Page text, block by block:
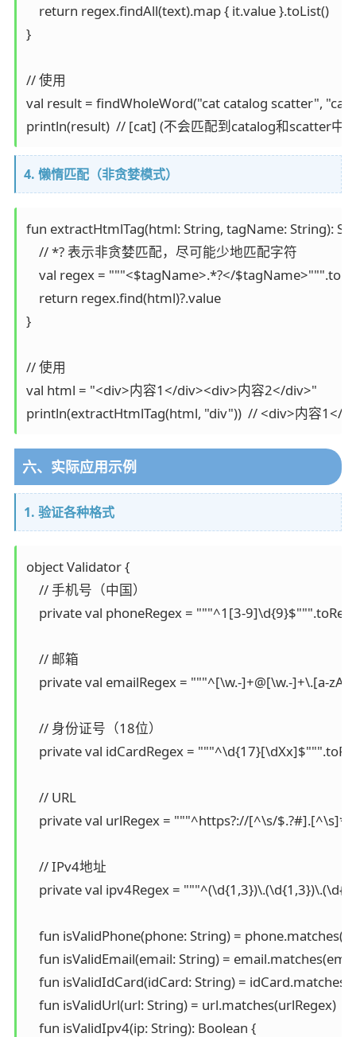
    return regex.findAll(text).map { it.value }.toList()
}
// 使用
val result = findWholeWord("cat catalog scatter",
println(result)  // [cat] (不会匹配到catalog和scatter中
4. 懒惰匹配（非贪婪模式）
fun extractHtmlTag(html: String, tagName: String):
    // *? 表示非贪婪匹配，尽可能少地匹配字符
val regex = """<$tagName>.*?</
    return regex.find(html)?.value
}
// 使用
val html = "<div>内容1</div><div>内容2</div>"
println(extractHtmlTag(html, "div"))  // <div>内容1</
六、实际应用示例
1. 验证各种格式
object Validator {
    // 手机号（中国）
private val phoneRegex = """^1[3-
    // 邮箱
private val emailRegex = """^[\w.-]+@[\w.-]+\.[a-
    // 身份证号（18位）
private val idCardRegex =
    // URL
private val urlRegex = """^https?://[^\s/
    // IPv4地址
private val ipv4Regex =
fun isValidPhone(phone: String) =
fun isValidEmail(email: String) =
fun isValidIdCard(idCard: String) =
    fun isValidUrl(url: String) = url.matches(urlRegex)
    fun isValidIpv4(ip: String): Boolean {